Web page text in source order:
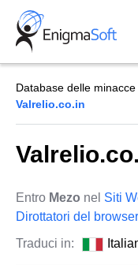
Skip
content
Database delle minacce
Valrelio.co.in
Entro Mezo nel Siti
Dirottatori del browser
Traduci in: